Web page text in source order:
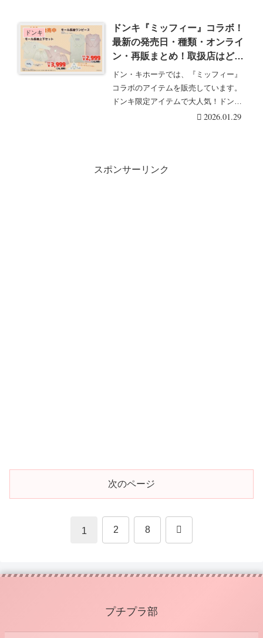
ドンキ
ドンキ『ミッフィー』コラボ！
最新の発売日・種類・オンライ
ン・再販まとめ！取扱店はど
こ？上下セットやワンピースが
2026年1月より発売！
ドン・キホーテでは、『ミッフィー』
コラボのアイテムを販売しています。
ドンキ限定アイテムで大人気！ドンキ
『ミッフィー』コラ・・・続きを読む
2026.01.29
スポンサーリンク
次のページ
1 2 8 次
プチプラ部